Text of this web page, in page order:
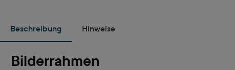
Beschreibung Hinweise
Bilderrahmen